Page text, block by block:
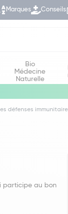
Marques Conseils
Bio
Médecine
Naturelle
défenses
participe au bon